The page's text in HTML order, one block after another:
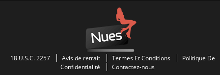
18 U.S.C. 2257 Avis de retrait Termes Et Conditions
Politique De
Confidentialité
Contactez-nous